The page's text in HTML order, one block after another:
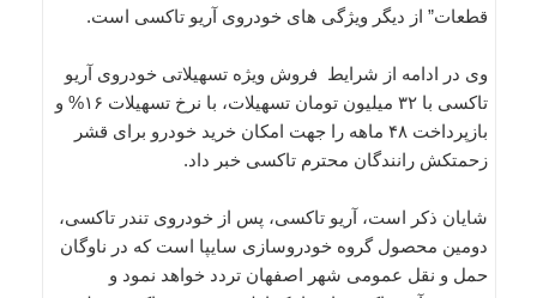
قطعات” از دیگر ویژگی های خودروی آریو تاکسی است.
وی در ادامه از شرایط فروش ویژه تسهیلاتی خودروی آریو
تاکسی با ۳۲ میلیون تومان تسهیلات، با نرخ تسهیلات ۱۶% و
بازپرداخت ۴۸ ماهه را جهت امکان خرید خودرو برای قشر
زحمتکش رانندگان محترم تاکسی خبر داد.
شایان ذکر است، آریو تاکسی، پس از خودروی تندر تاکسی،
دومین محصول گروه خودروسازی سایپا است که در ناوگان
حمل و نقل عمومی شهر اصفهان تردد خواهد نمود و